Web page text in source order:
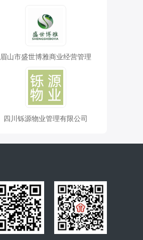
眉山市盛世博雅商业经营管理
四川铄源物业管理有限公司